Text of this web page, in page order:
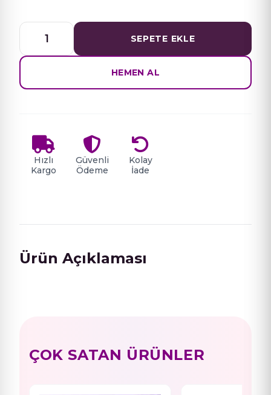
OJELY
BUİLDER
JEL
ML
SEPETE EKLE
HEMEN AL
Hızlı
Kargo
Güvenli
Ödeme
Kolay
İade
Ürün Açıklaması
ÇOK SATAN ÜRÜNLER